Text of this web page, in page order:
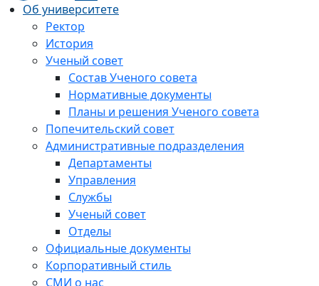
Об университете
Ректор
История
Ученый совет
Состав Ученого совета
Нормативные документы
Планы и решения Ученого совета
Попечительский совет
Административные подразделения
Департаменты
Управления
Службы
Ученый совет
Отделы
Официальные документы
Корпоративный стиль
СМИ о нас